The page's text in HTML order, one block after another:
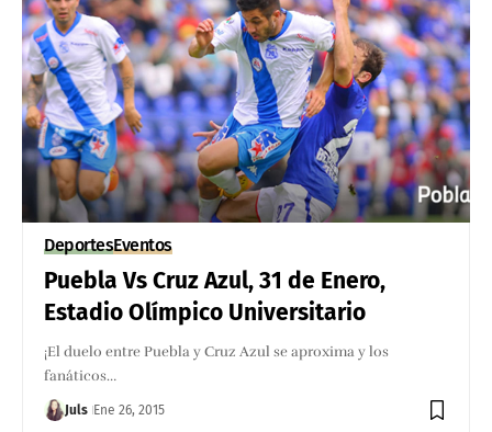
DeportesEventos
Puebla Vs Cruz Azul, 31 de Enero,
Estadio Olímpico Universitario
¡El duelo entre Puebla y Cruz Azul se aproxima y los
fanáticos…
Juls Ene 26, 2015